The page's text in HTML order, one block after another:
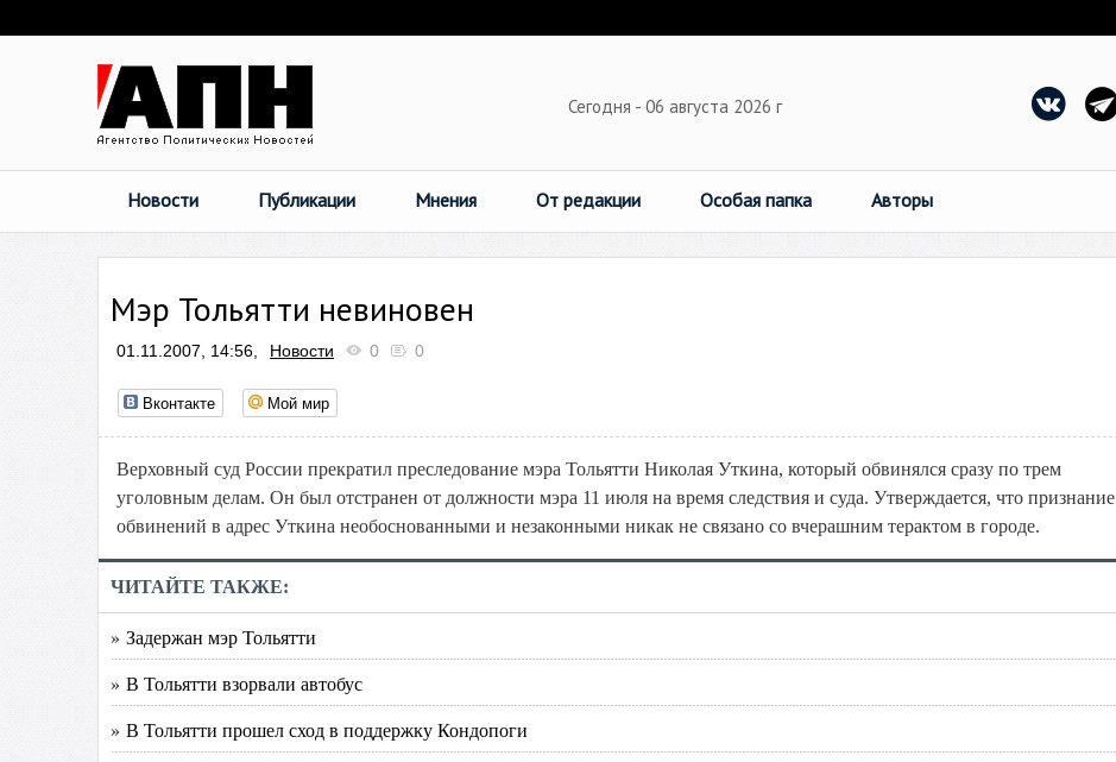
Сегодня - 06 августа 2026 г
Новости Публикации Мнения От редакции Особая папка Авторы
Мэр Тольятти невиновен
01.11.2007, 14:56, Новости 0 0
Вконтакте Мой мир
Верховный суд России прекратил преследование мэра Тольятти Николая Уткина, который обвинялся сразу по трем
уголовным делам. Он был отстранен от должности мэра 11 июля на время следствия и суда. Утверждается, что признание
обвинений в адрес Уткина необоснованными и незаконными никак не связано со вчерашним терактом в городе.
ЧИТАЙТЕ ТАКЖЕ:
» Задержан мэр Тольятти
» В Тольятти взорвали автобус
» В Тольятти прошел сход в поддержку Кондопоги